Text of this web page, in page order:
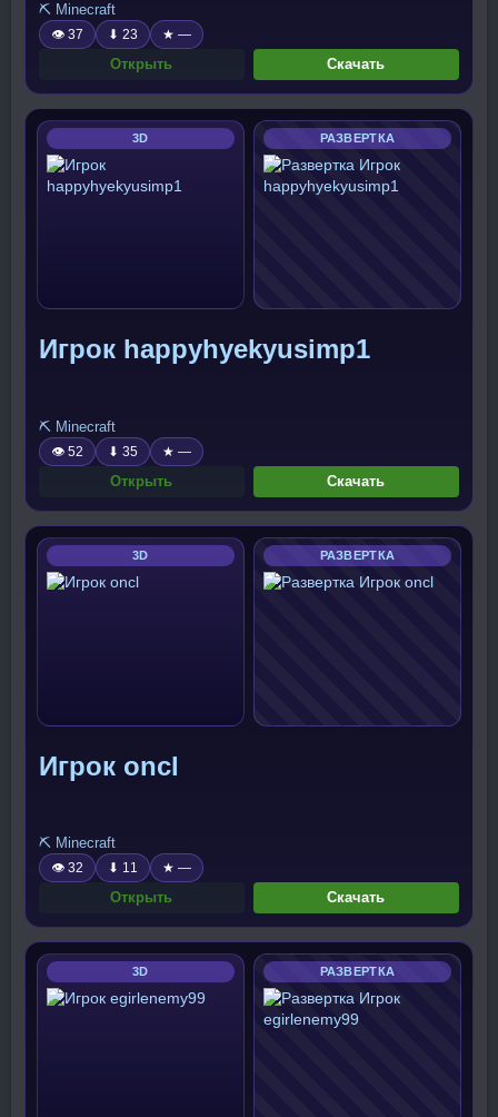
⛏️ Minecraft
👁 37 ⬇ 23 ★ —
Открыть Скачать
3D РАЗВЕРТКА
Игрок happyhyekyusimp1
⛏️ Minecraft
👁 52 ⬇ 35 ★ —
Открыть Скачать
3D РАЗВЕРТКА
Игрок oncl
⛏️ Minecraft
👁 32 ⬇ 11 ★ —
Открыть Скачать
3D РАЗВЕРТКА